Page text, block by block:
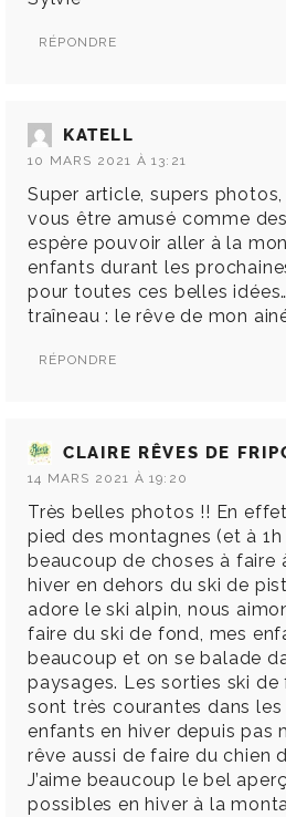
RÉPONDRE
KATELL
10 MARS 2021 À 13:21
Super article, supers photos,
vous être amusé comme
espère pouvoir aller à la
enfants durant les
pour toutes ces belles
traîneau : le rêve de mon
RÉPONDRE
CLAIRE RÊVES DE
14 MARS 2021 À 19:20
Très belles photos !! En
pied des montagnes (et à
beaucoup de choses à faire
hiver en dehors du ski de
adore le ski alpin, nous
faire du ski de fond, mes
beaucoup et on se balade
paysages. Les sorties ski
sont très courantes dans
enfants en hiver depuis pas
rêve aussi de faire du chien
J’aime beaucoup le bel
possibles en hiver à la